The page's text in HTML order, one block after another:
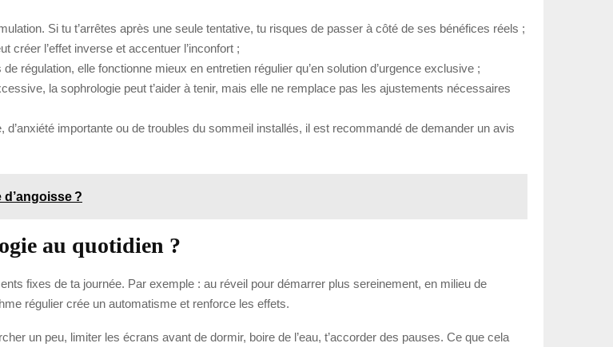
Si tu t’arrêtes après une seule tentative, tu risques de passer à côté de ses bénéfices réels ;
créer l’effet inverse et accentuer l’inconfort ;
régulation, elle fonctionne mieux en entretien régulier qu’en solution d’urgence exclusive ;
la sophrologie peut t’aider à tenir, mais elle ne remplace pas les ajustements nécessaires
d’anxiété importante ou de troubles du sommeil installés, il est recommandé de demander un avis
?
au quotidien ?
fixes de ta journée. Par exemple : au réveil pour démarrer plus sereinement, en milieu de
régulier crée un automatisme et renforce les effets.
un peu, limiter les écrans avant de dormir, boire de l’eau, t’accorder des pauses. Ce que cela